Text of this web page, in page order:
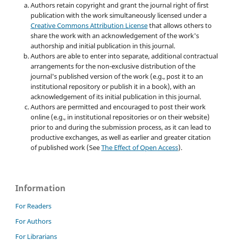
Authors retain copyright and grant the journal right of first
publication with the work simultaneously licensed under a
Creative Commons Attribution Licensethat allows others to
share the work with an acknowledgement of the work's
authorship and initial publication in this journal.
Authors are able to enter into separate, additional contractual
arrangements for the non-exclusive distribution of the
journal's published version of the work (e.g., post it to an
institutional repository or publish it in a book), with an
acknowledgement of its initial publication in this journal.
Authors are permitted and encouraged to post their work
online (e.g., in institutional repositories or on their website)
prior to and during the submission process, as it can lead to
productive exchanges, as well as earlier and greater citation
of published work (SeeThe Effect of Open Access).
Information
For Readers
For Authors
For Librarians